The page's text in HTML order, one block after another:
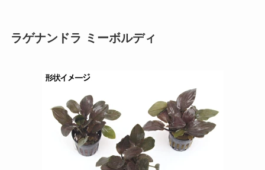
ラゲナンドラ ミーボルディ